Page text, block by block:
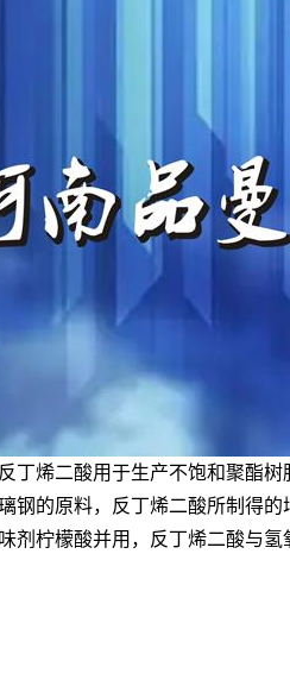
丁烯二酸用于生产不饱和聚酯树
钢的原料，反丁烯二酸所制得
剂 柠檬酸并用，反丁烯二酸与氢